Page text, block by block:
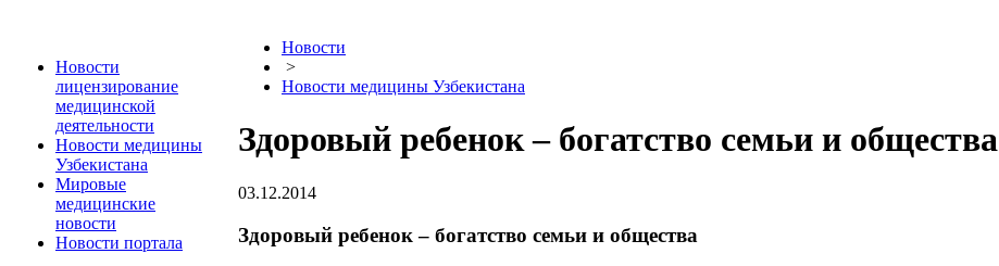
Новости
лицензирование
медицинской
деятельности
Новости медицины
Узбекистана
Мировые
медицинские
новости
Новости портала
Новости
>
Новости медицины Узбекистана
Здоровый ребенок – богатство семьи и общества
03.12.2014
Здоровый ребенок – богатство семьи и общества